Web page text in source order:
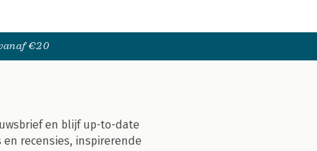
€20
en blijf up-to-date
recensies, inspirerende